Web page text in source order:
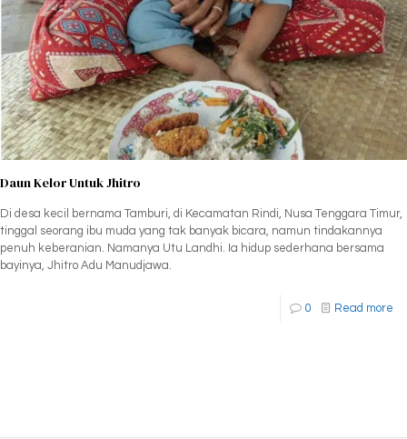
Daun Kelor Untuk Jhitro
Di desa kecil bernama Tamburi, di Kecamatan Rindi, Nusa Tenggara Timur,
tinggal seorang ibu muda yang tak banyak bicara, namun tindakannya
penuh keberanian. Namanya Utu Landhi. Ia hidup sederhana bersama
bayinya, Jhitro Adu Manudjawa.
0 Read more